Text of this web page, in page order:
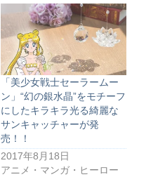
「美少女戦士セーラームー
ン」“幻の銀水晶”をモチーフ
にしたキラキラ光る綺麗な
サンキャッチャーが発
売！！
2017年8月18日
アニメ・マンガ・ヒーロー